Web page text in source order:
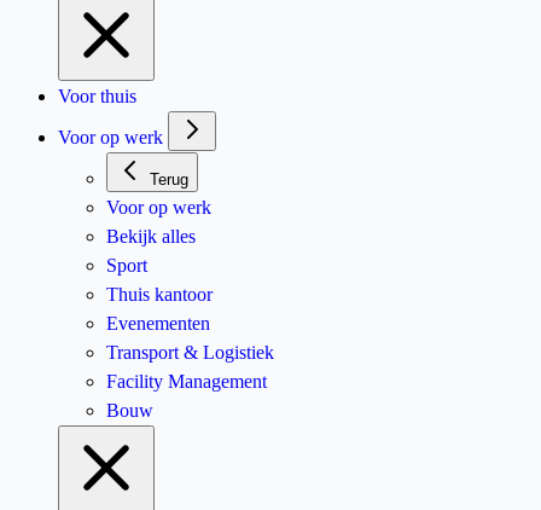
Voor thuis
Voor op werk
Terug
Voor op werk
Bekijk alles
Sport
Thuis kantoor
Evenementen
Transport & Logistiek
Facility Management
Bouw